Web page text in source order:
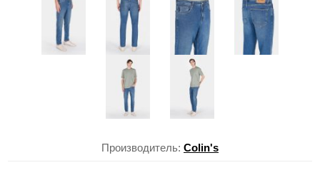
Производитель: Colin's